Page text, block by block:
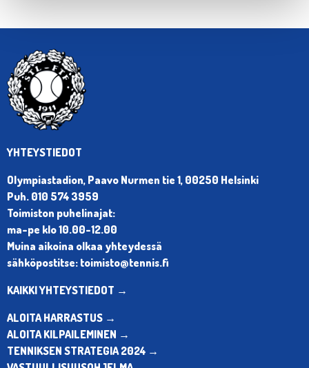
YHTEYSTIEDOT
Olympiastadion, Paavo Nurmen tie 1, 00250 Helsinki
Puh. 010 574 3959
Toimiston puhelinajat:
ma-pe klo 10.00-12.00
Muina aikoina olkaa yhteydessä
sähköpostitse: toimisto@tennis.fi
KAIKKI YHTEYSTIEDOT →
ALOITA HARRASTUS →
ALOITA KILPAILEMINEN →
TENNIKSEN STRATEGIA 2024 →